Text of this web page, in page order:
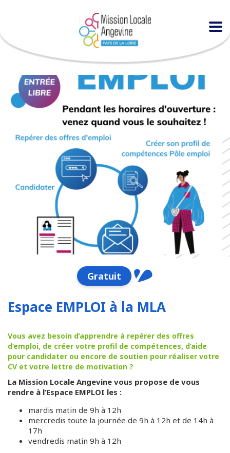
Accueil Agenda Espace EMPLOI à la MLA
Gratuit
Espace EMPLOI à la MLA
Vous avez besoin d’apprendre à repérer des offres
d’emploi, de créer votre profil de compétences, d’aide
pour candidater ou encore de soutien pour réaliser votre
CV et votre lettre de motivation ?
La Mission Locale Angevine vous propose de vous
rendre à l’Espace EMPLOI les :
mardis matin de 9h à 12h
mercredis toute la journée de 9h à 12h et de 14h à
17h
vendredis matin 9h à 12h